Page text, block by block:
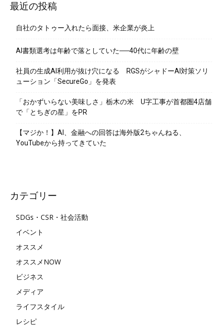
最近の投稿
自社のタトゥー入れたら面接、米企業が炎上
AI書類選考は年齢で落としていた──40代に年齢の壁
社員の生成AI利用が抜け穴になる RGSがシャドーAI対策ソリ
ューション「SecureGo」を発表
「おかずいらない美味しさ」栃木の米 U字工事が首都圏4店舗
で「とちぎの星」をPR
【マジか！】AI、金融への回答は海外版2ちゃんねる、
YouTubeから持ってきていた
カテゴリー
SDGs・CSR・社会活動
イベント
オススメ
オススメNOW
ビジネス
メディア
ライフスタイル
レシピ